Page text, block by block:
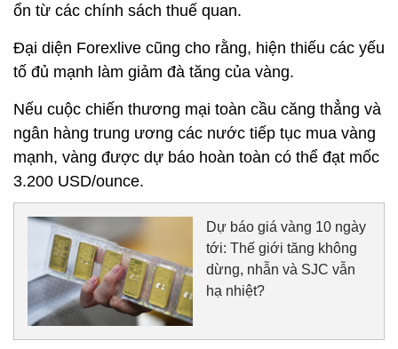
ổn từ các chính sách thuế quan.
Đại diện Forexlive cũng cho rằng, hiện thiếu các yếu
tố đủ mạnh làm giảm đà tăng của vàng.
Nếu cuộc chiến thương mại toàn cầu căng thẳng và
ngân hàng trung ương các nước tiếp tục mua vàng
mạnh, vàng được dự báo hoàn toàn có thể đạt mốc
3.200 USD/ounce.
Dự báo giá vàng 10 ngày
tới: Thế giới tăng không
dừng, nhẫn và SJC vẫn
hạ nhiệt?